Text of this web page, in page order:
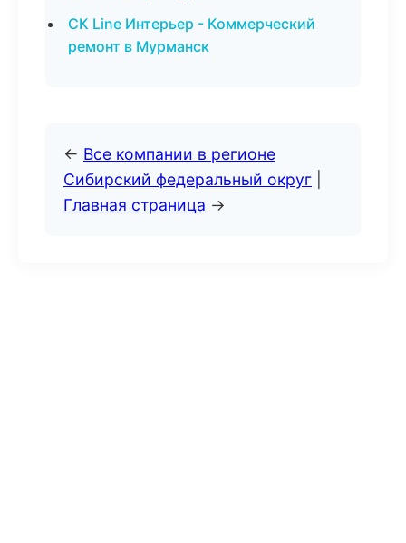
СК Line Интерьер - Коммерческий
ремонт в Мурманск
← Все компании в регионе
Сибирский федеральный округ
Главная страница →